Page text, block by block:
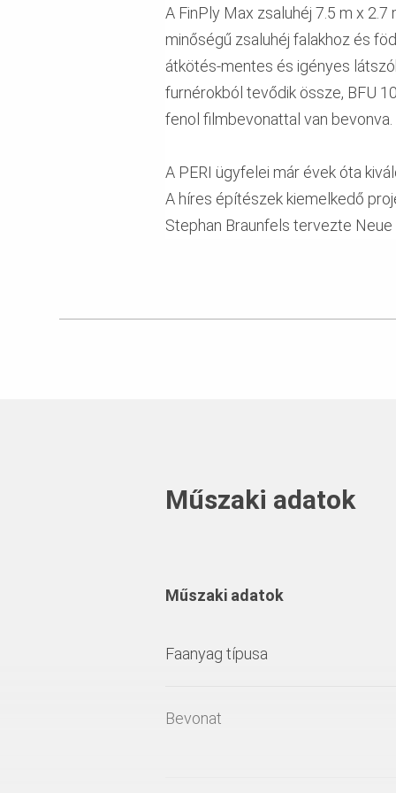
A FinPly Max zsaluhéj 7.5 m x
minőségű zsaluhéj falakhoz és
átkötés-mentes és igényes
furnérokból tevődik össze, BFU
fenol filmbevonattal van bevonva.
A PERI ügyfelei már évek óta
A híres építészek kiemelkedő
Stephan Braunfels tervezte
Műszaki adatok
Műszaki adatok
Faanyag típusa
Bevonat